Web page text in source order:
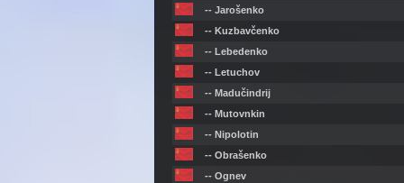
-- Jarošenko
-- Kuzbavčenko
-- Lebedenko
-- Letuchov
-- Madučindrij
-- Mutovnkin
-- Nipolotin
-- Obrašenko
-- Ognev